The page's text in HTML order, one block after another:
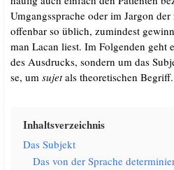
Umgangs­spra­che oder im Jar­gon
offen­bar so üblich, zumin­dest
man Lacan liest. Im Fol­gen­den geht
des Aus­drucks, son­dern um das
se, um sujetals theo­re­ti­schen Begriff.
Inhalts­ver­zeich­nis
Das Sub­jekt
Das von der Spra­che